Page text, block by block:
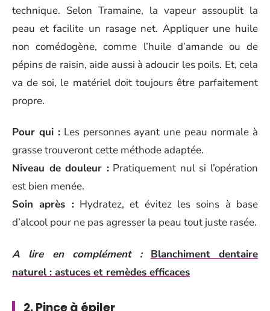
technique. Selon Tramaine, la vapeur assouplit la
peau et facilite un rasage net. Appliquer une huile
non comédogène, comme l’huile d’amande ou de
pépins de raisin, aide aussi à adoucir les poils. Et, cela
va de soi, le matériel doit toujours être parfaitement
propre.
Pour qui :Les personnes ayant une peau normale à
grasse trouveront cette méthode adaptée.
Niveau de douleur :Pratiquement nul si l’opération
est bien menée.
Soin après :Hydratez, et évitez les soins à base
d’alcool pour ne pas agresser la peau tout juste rasée.
A lire en complément :
Blanchiment dentaire
naturel : astuces et remèdes efficaces
2. Pince à épiler